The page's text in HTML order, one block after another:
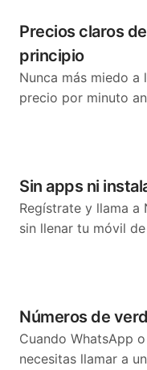
Precios claros
principio
Nunca más miedo a
precio por minuto
Sin apps ni
Regístrate y llama a
sin llenar tu móvil
Números de
Cuando WhatsApp
necesitas llamar a